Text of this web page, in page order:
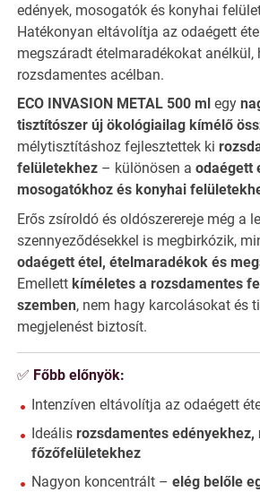
edények, mosogatók és konyhai
Hatékonyan eltávolítja az odaégett
megszáradt ételmaradékokat anélkül,
rozsdamentes acélban.
ECO INVASION METAL 500 ml egy
tisztítószer új ökológiailag kímélő
mélytisztításhoz fejlesztettek ki
felületekhez – különösen a odaégett
mosogatókhoz és konyhai
Erős zsíroldó és oldószerereje még a
szennyeződésekkel is megbirkózik,
odaégett étel, ételmaradékok és
Emellett kíméletes a rozsdamentes
szemben, nem hagy karcolásokat és
megjelenést biztosít.
✅ Főbb előnyök:
Intenzíven eltávolítja az odaégett
Ideális rozsdamentes edényekhez,
főzőfelületekhez
Nagyon koncentrált – elég belőle